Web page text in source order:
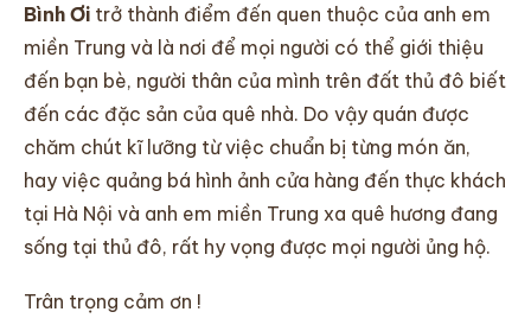
Bình Ơi trở thành điểm đến quen thuộc của anh em
miền Trung và là nơi để mọi người có thể giới thiệu
đến bạn bè, người thân của mình trên đất thủ đô biết
đến các đặc sản của quê nhà. Do vậy quán được
chăm chút kĩ lưỡng từ việc chuẩn bị từng món ăn,
hay việc quảng bá hình ảnh cửa hàng đến thực khách
tại Hà Nội và anh em miền Trung xa quê hương đang
sống tại thủ đô, rất hy vọng được mọi người ủng hộ.
Trân trọng cảm ơn !